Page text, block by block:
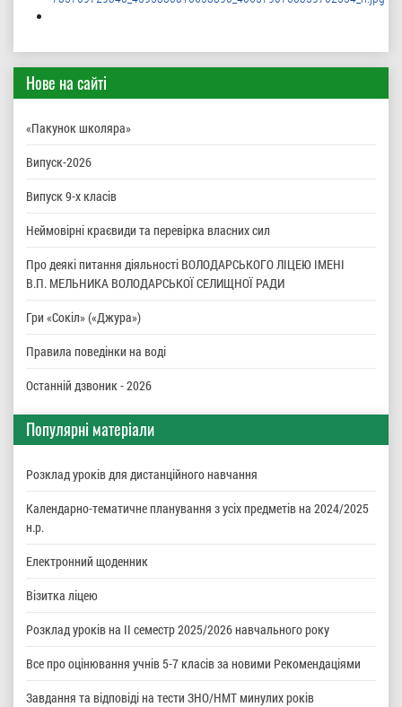
Нове на сайті
«Пакунок школяра»
Випуск-2026
Випуск 9-х класів
Неймовірні краєвиди та перевірка власних сил
Про деякі питання діяльності ВОЛОДАРСЬКОГО ЛІЦЕЮ ІМЕНІ
В.П. МЕЛЬНИКА ВОЛОДАРСЬКОЇ СЕЛИЩНОЇ РАДИ
Гри «Сокіл» («Джура»)
Правила поведінки на воді
Останній дзвоник - 2026
Популярні матеріали
Розклад уроків для дистанційного навчання
Календарно-тематичне планування з усіх предметів на 2024/2025
н.р.
Електронний щоденник
Візитка ліцею
Розклад уроків на ІІ семестр 2025/2026 навчального року
Все про оцінювання учнів 5-7 класів за новими Рекомендаціями
Завдання та відповіді на тести ЗНО/НМТ минулих років